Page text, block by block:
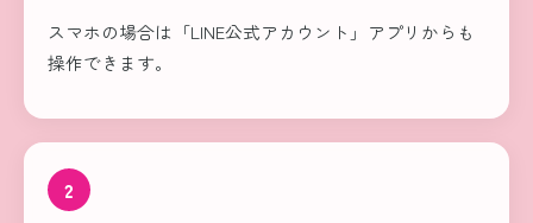
スマホの場合は「LINE公式アカウント」アプリからも
操作できます。
2